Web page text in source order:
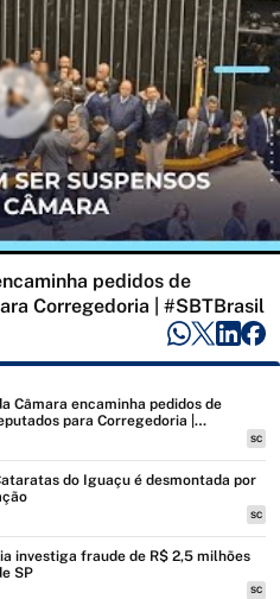
pedidos de
Corregedoria | #SBTBrasil
Câmara encaminha pedidos de
para Corregedoria |
SC
do Iguaçu é desmontada por
SC
investiga fraude de R$ 2,5 milhões
SP
SC